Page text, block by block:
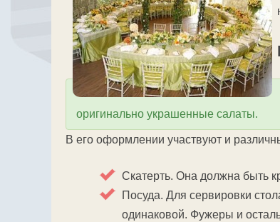
оригинально украшенные салаты.
В его оформлении участвуют и
Скатерть. Она должна быть
Посуда. Для сервировки
одинаковой. Фужеры и